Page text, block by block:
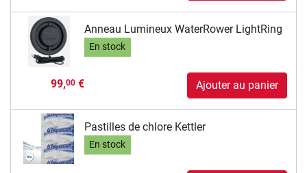
Anneau Lumineux WaterRower LightRing
En stock
99,00€ Ajouter au panier
Pastilles de chlore Kettler
En stock